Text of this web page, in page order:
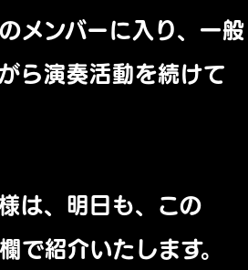
メンバーに入り、一般
ら演奏活動を続けて
は、明日も、この
で紹介いたします。